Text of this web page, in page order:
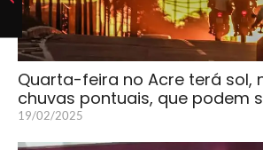
Quarta-feira no Acre terá sol,
chuvas pontuais, que podem
19/02/2025